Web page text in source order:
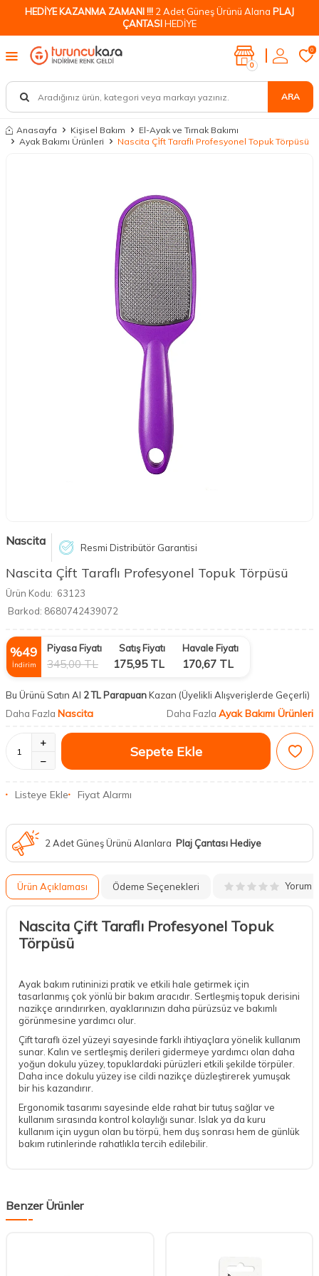
HEDİYE KAZANMA ZAMANI !!! 2 Adet Güneş Ürünü Alana PLAJ
ÇANTASIHEDİYE
ARA
0
0
Anasayfa Kişisel Bakım
El-Ayak ve Tırnak Bakımı
Ayak Bakımı Ürünleri
Nascita Çi̇ft Taraflı Profesyonel Topuk Törpüsü
Nascita Resmi Distribütör Garantisi
Nascita Çi̇ft Taraflı Profesyonel Topuk Törpüsü
Ürün Kodu: 63123
Barkod: 8680742439072
%49
İndirim
Piyasa Fiyatı
345,00TL
Satış Fiyatı
175,95TL
Havale Fiyatı
170,67 TL
Bu Ürünü Satın Al 2 TL ParapuanKazan (Üyelikli Alışverişlerde Geçerli)
Daha Fazla Nascita Daha Fazla Ayak Bakımı Ürünleri
Sepete Ekle
Listeye Ekle Fiyat Alarmı
2 Adet Güneş Ürünü Alanlara Plaj Çantası Hediye
Ürün Açıklaması Ödeme Seçenekleri Yorum
Nascita Çift Taraflı Profesyonel Topuk
Törpüsü
Ayak bakım rutininizi pratik ve etkili hale getirmek için
tasarlanmış çok yönlü bir bakım aracıdır. Sertleşmiş topuk derisini
nazikçe arındırırken, ayaklarınızın daha pürüzsüz ve bakımlı
görünmesine yardımcı olur.
Çift taraflı özel yüzeyi sayesinde farklı ihtiyaçlara yönelik kullanım
sunar. Kalın ve sertleşmiş derileri gidermeye yardımcı olan daha
yoğun dokulu yüzey, topuklardaki pürüzleri etkili şekilde törpüler.
Daha ince dokulu yüzey ise cildi nazikçe düzleştirerek yumuşak
bir his kazandırır.
Ergonomik tasarımı sayesinde elde rahat bir tutuş sağlar ve
kullanım sırasında kontrol kolaylığı sunar. Islak ya da kuru
kullanım için uygun olan bu törpü, hem duş sonrası hem de günlük
bakım rutinlerinde rahatlıkla tercih edilebilir.
Benzer Ürünler